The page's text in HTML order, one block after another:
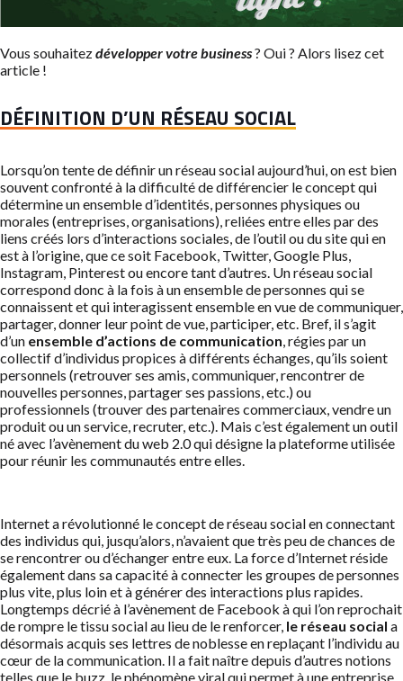
Vous souhaitezdévelopper votre business? Oui ? Alors lisez cet
article !
DÉFINITION D’UN RÉSEAU SOCIAL
Lorsqu’on tente de définir un réseau social aujourd’hui, on est bien
souvent confronté à la difficulté de différencier le concept qui
détermine un ensemble d’identités, personnes physiques ou
morales (entreprises, organisations), reliées entre elles par des
liens créés lors d’interactions sociales, de l’outil ou du site qui en
est à l’origine, que ce soit Facebook, Twitter, Google Plus,
Instagram, Pinterest ou encore tant d’autres. Un réseau social
correspond donc à la fois à un ensemble de personnes qui se
connaissent et qui interagissent ensemble en vue de communiquer,
partager, donner leur point de vue, participer, etc. Bref, il s’agit
d’un ensemble d’actions de communication , régies par un
collectif d’individus propices à différents échanges, qu’ils soient
personnels (retrouver ses amis, communiquer, rencontrer de
nouvelles personnes, partager ses passions, etc.) ou
professionnels (trouver des partenaires commerciaux, vendre un
produit ou un service, recruter, etc.). Mais c’est également un outil
né avec l’avènement du web 2.0 qui désigne la plateforme utilisée
pour réunir les communautés entre elles.
Internet a révolutionné le concept de réseau social en connectant
des individus qui, jusqu’alors, n’avaient que très peu de chances de
se rencontrer ou d’échanger entre eux. La force d’Internet réside
également dans sa capacité à connecter les groupes de personnes
plus vite, plus loin et à générer des interactions plus rapides.
Longtemps décrié à l’avènement de Facebook à qui l’on reprochait
de rompre le tissu social au lieu de le renforcer, le réseau social a
désormais acquis ses lettres de noblesse en replaçant l’individu au
cœur de la communication. Il a fait naître depuis d’autres notions
telles que le buzz, le phénomène viral qui permet à une entreprise